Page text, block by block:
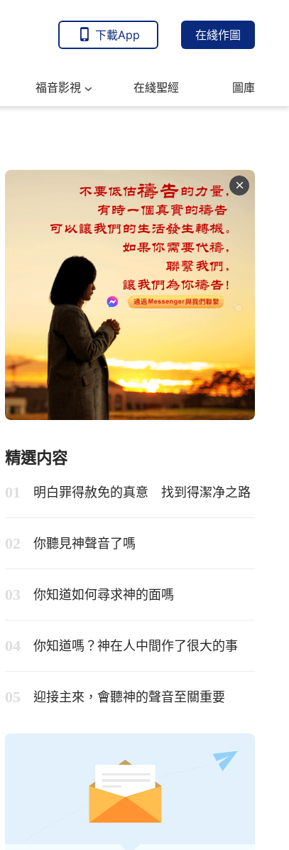
下載App 在綫作圖
福音影視 在綫聖經 圖庫
精選内容
明白罪得赦免的真意 找到得潔净之路
你聽見神聲音了嗎
你知道如何尋求神的面嗎
你知道嗎？神在人中間作了很大的事
迎接主來，會聽神的聲音至關重要